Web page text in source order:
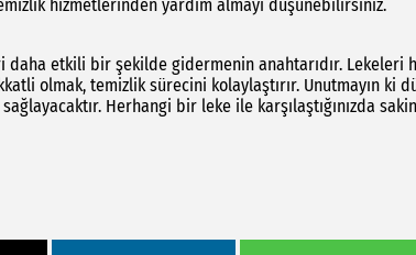
hizmetlerinden yardım almayı düşünebilirsiniz.
etkili bir şekilde gidermenin anahtarıdır. Lekeleri
olmak, temizlik sürecini kolaylaştırır. Unutmayın ki
Herhangi bir leke ile karşılaştığınızda